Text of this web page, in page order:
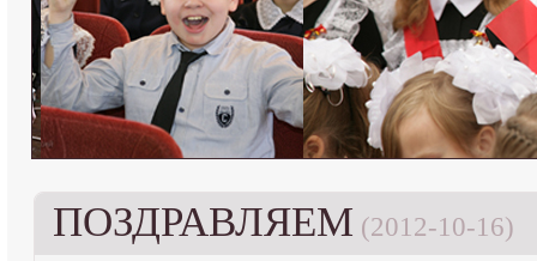
ПОЗДРАВЛЯЕМ (2012-10-16)